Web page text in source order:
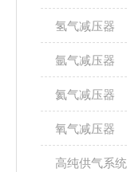
氢气减压器
氩气减压器
氦气减压器
氧气减压器
高纯供气系统